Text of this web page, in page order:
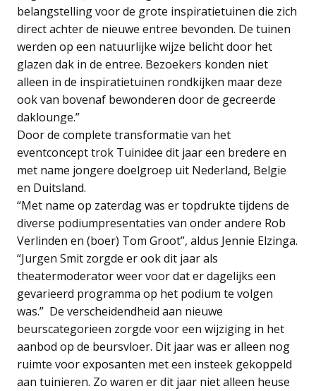
belangstelling voor de grote inspiratietuinen die zich
direct achter de nieuwe entree bevonden. De tuinen
werden op een natuurlijke wijze belicht door het
glazen dak in de entree. Bezoekers konden niet
alleen in de inspiratietuinen rondkijken maar deze
ook van bovenaf bewonderen door de gecreerde
daklounge.”
Door de complete transformatie van het
eventconcept trok Tuinidee dit jaar een bredere en
met name jongere doelgroep uit Nederland, Belgie
en Duitsland.
“Met name op zaterdag was er topdrukte tijdens de
diverse podiumpresentaties van onder andere Rob
Verlinden en (boer) Tom Groot”, aldus Jennie Elzinga.
“Jurgen Smit zorgde er ook dit jaar als
theatermoderator weer voor dat er dagelijks een
gevarieerd programma op het podium te volgen
was.” De verscheidendheid aan nieuwe
beurscategorieen zorgde voor een wijziging in het
aanbod op de beursvloer. Dit jaar was er alleen nog
ruimte voor exposanten met een insteek gekoppeld
aan tuinieren. Zo waren er dit jaar niet alleen heuse